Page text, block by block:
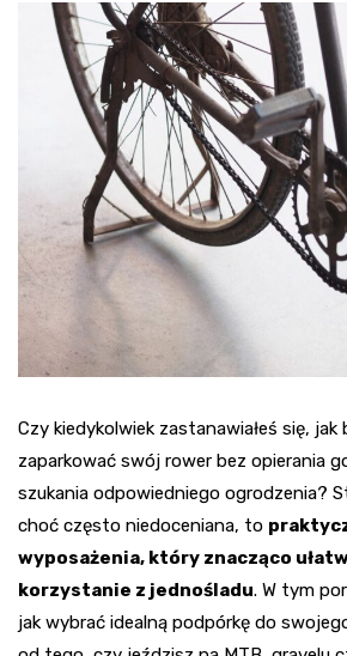
Czy kiedykolwiek zastanawiałeś się, jak
zaparkować swój rower bez opierania
szukania odpowiedniego ogrodzenia?
choć często niedoceniana, to
wyposażenia, który znacząco
korzystanie z jednośladu. W tym
jak wybrać idealną podpórkę do